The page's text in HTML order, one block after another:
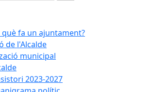
què fa un ajuntament?
de l'Alcalde
municipal
2023-2027